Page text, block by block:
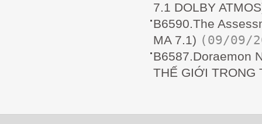
7.1 DOLBY
B6590.The
MA 7.1) (09/09/
B6587.Doraemon
THẾ GIỚI TRONG